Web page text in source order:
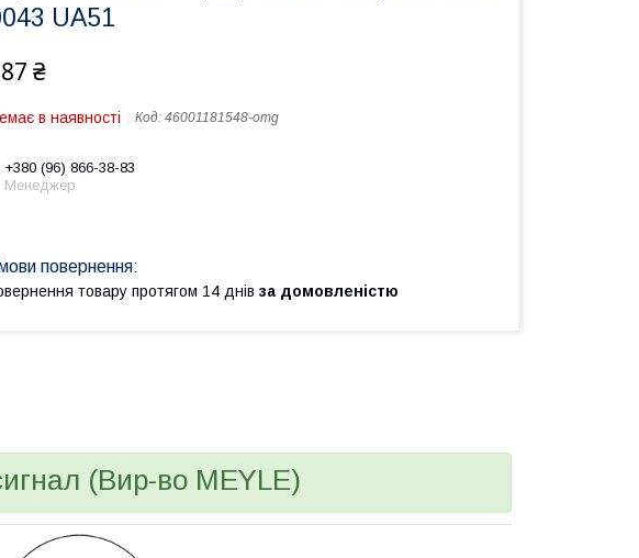
UA51
₴
в наявності Код: 46001181548-omg
+380 (96) 866-38-83
Менеджер
товару протягом 14 днів за домовленістю
(Вир-во MEYLE)